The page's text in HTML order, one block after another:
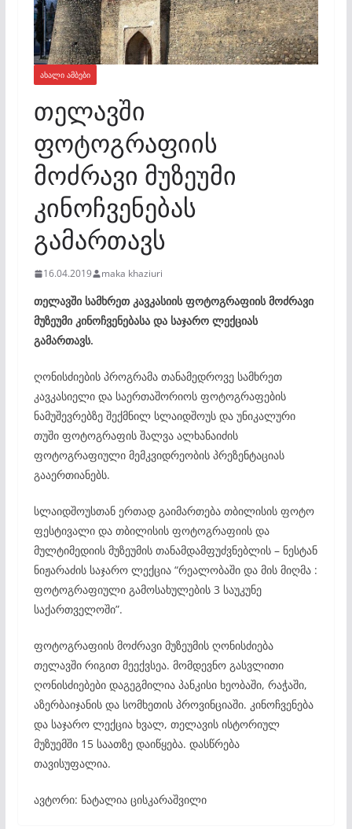
ᲐᲮᲐᲚᲘ ᲐᲛᲑᲔᲑᲘ
თელავში
ფოტოგრაფიის
მოძრავი მუზეუმი
კინოჩვენებას
გამართავს
16.04.2019 maka khaziuri
თელავში სამხრეთ კავკასიის ფოტოგრაფიის მოძრავი
მუზეუმი კინოჩვენებასა და საჯარო ლექციას
გამართავს.
ღონისძიების პროგრამა თანამედროვე სამხრეთ
კავკასიელი და საერთაშორიოს ფოტოგრაფების
ნამუშევრებზე შექმნილ სლაიდშოუს და უნიკალური
თუში ფოტოგრაფის შალვა ალხანაიძის
ფოტოგრაფიული მემკვიდრეობის პრეზენტაციას
გააერთიანებს.
სლაიდშოუსთან ერთად გაიმართება თბილისის ფოტო
ფესტივალი და თბილისის ფოტოგრაფიის და
მულტიმედიის მუზეუმის თანამდამფუძვნებლის – ნესტან
ნიჟარაძის საჯარო ლექცია “რეალობაში და მის მიღმა :
ფოტოგრაფიული გამოსახულების 3 საუკუნე
საქართველოში”.
ფოტოგრაფიის მოძრავი მუზეუმის ღონისძიება
თელავში რიგით მეექვსეა. მომდევნო გასვლითი
ღონისძიებები დაგეგმილია პანკისი ხეობაში, რაჭაში,
აზერბაიჯანის და სომხეთის პროვინციაში. კინოჩვენება
და საჯარო ლექცია ხვალ, თელავის ისტორიულ
მუზუემში 15 საათზე დაიწყება. დასწრება
თავისუფალია.
ავტორი: ნატალია ცისკარაშვილი